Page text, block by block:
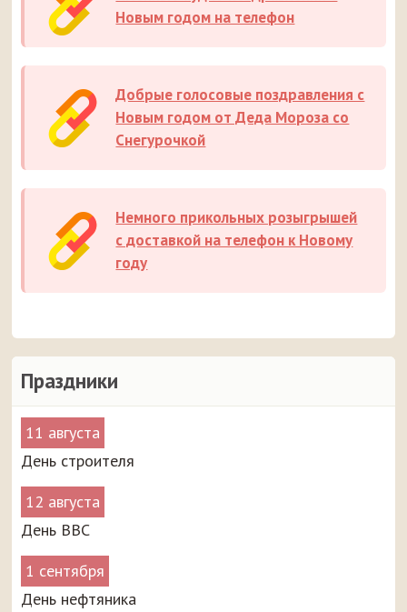
Праздники
11 августа
День строителя
12 августа
День ВВС
1 сентября
День нефтяника
Новым годом на телефон
Добрые голосовые поздравления с
Новым годом от Деда Мороза со
Снегурочкой
Немного прикольных розыгрышей
с доставкой на телефон к Новому
году